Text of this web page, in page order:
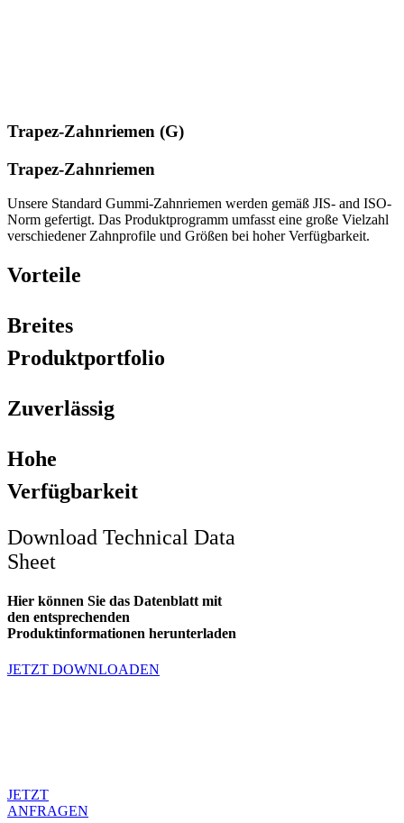
Trapez-Zahnriemen (G)
Trapez-Zahnriemen
Unsere Standard Gummi-Zahnriemen werden gemäß JIS- and ISO-
Norm gefertigt. Das Produktprogramm umfasst eine große Vielzahl
verschiedener Zahnprofile und Größen bei hoher Verfügbarkeit.
Vorteile
Breites
Produktportfolio
Zuverlässig
Hohe
Verfügbarkeit
Download Technical Data
Sheet
Hier können Sie das Datenblatt mit
den entsprechenden
Produktinformationen herunterladen
JETZT DOWNLOADEN
JETZT
ANFRAGEN